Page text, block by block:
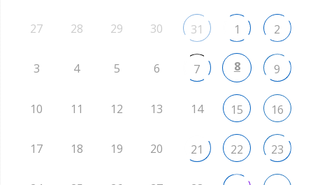
27 28 29 30 31 1 2
3 4 5 6 7 8 9
10 11 12 13 14 15 16
17 18 19 20 21 22 23